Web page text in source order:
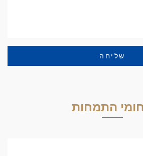
שליחה
התמחות